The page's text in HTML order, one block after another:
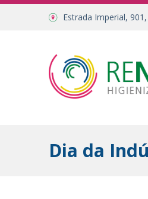
Estrada Imperial,
Dia da